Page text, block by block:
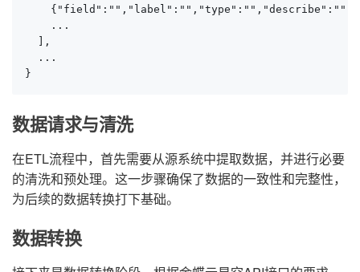
    ...
  ],
  ...
}
数据请求与清洗
在ETL流程中，首先需要从源系统中提取数据，并进行必要
的清洗和预处理。这一步骤确保了数据的一致性和完整性，
为后续的数据转换打下基础。
数据转换